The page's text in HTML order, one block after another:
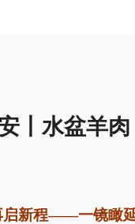
丨水盆羊肉
启新程——一镜瞰延